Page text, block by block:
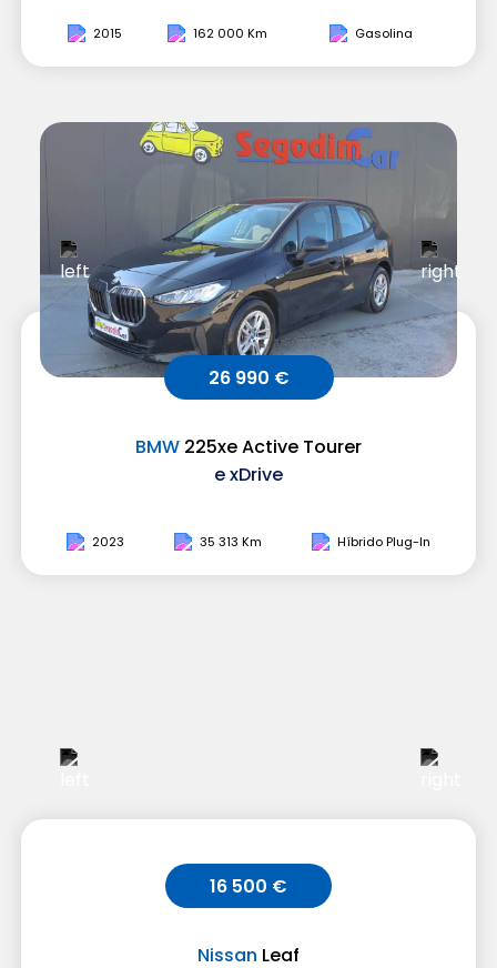
2015 162 000 Km Gasolina
26 990 €
BMW 225xe Active Tourer
e xDrive
2023 35 313 Km Híbrido Plug-In
16 500 €
Nissan Leaf